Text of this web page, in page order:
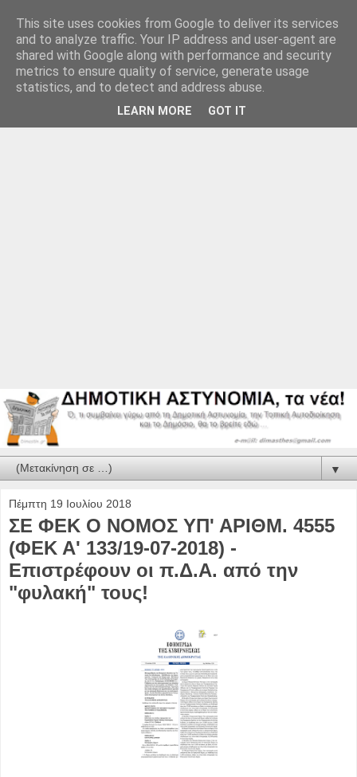
▼
Πέμπτη 19 Ιουλίου 2018
ΣΕ ΦΕΚ Ο ΝΟΜΟΣ ΥΠ' ΑΡΙΘΜ. 4555
(ΦΕΚ Α' 133/19-07-2018) -
Επιστρέφουν οι π.Δ.Α. από την
"φυλακή" τους!
This site uses cookies from Google to deliver its services
and to analyze traffic. Your IP address and user-agent are
shared with Google along with performance and security
metrics to ensure quality of service, generate usage
statistics, and to detect and address abuse.
LEARN MORE GOT IT